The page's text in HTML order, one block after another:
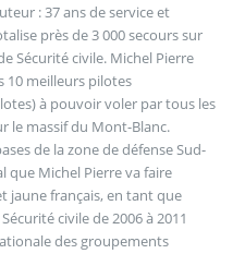
: 37 ans de service et
près de 3 000 secours sur
Sécurité civile. Michel Pierre
10 meilleurs pilotes
à pouvoir voler par tous les
le massif du Mont-Blanc.
de la zone de défense Sud-
que Michel Pierre va faire
jaune français, en tant que
civile de 2006 à 2011
des groupements